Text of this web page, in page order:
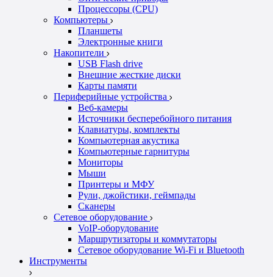
Процессоры (CPU)
Компьютеры
Планшеты
Электронные книги
Накопители
USB Flash drive
Внешние жесткие диски
Карты памяти
Периферийные устройства
Веб-камеры
Источники бесперебойного питания
Клавиатуры, комплекты
Компьютерная акустика
Компьютерные гарнитуры
Мониторы
Мыши
Принтеры и МФУ
Рули, джойстики, геймпады
Сканеры
Сетевое оборудование
VoIP-оборудование
Маршрутизаторы и коммутаторы
Сетевое оборудование Wi-Fi и Bluetooth
Инструменты